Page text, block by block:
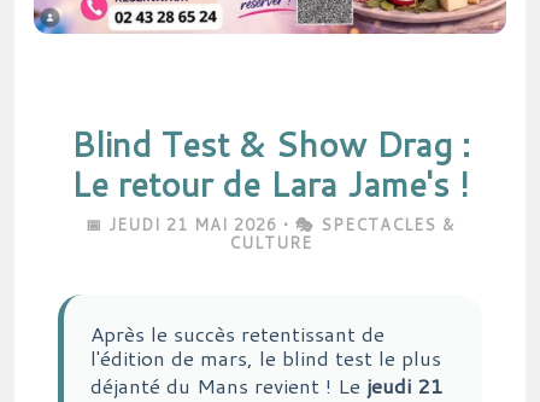
Blind Test & Show Drag :
Le retour de Lara Jame's !
📅 JEUDI 21 MAI 2026 • 🎭 SPECTACLES &
CULTURE
Après le succès retentissant de
l'édition de mars, le blind test le plus
déjanté du Mans revient ! Le jeudi 21